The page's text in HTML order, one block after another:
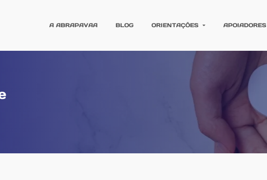
A ABRAPAVAA BLOG ORIENTAÇÕES APOIADORES